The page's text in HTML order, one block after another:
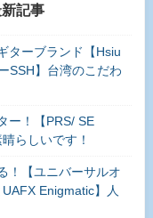
記事
ターブランド【Hsiu
SSH】台湾のこだわ
ー！【PRS/ SE
らしいです！
！【ユニバーサルオ
Enigmatic】人